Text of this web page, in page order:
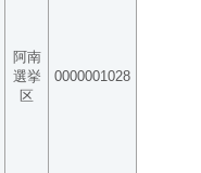
阿南
選挙
区
0000001028